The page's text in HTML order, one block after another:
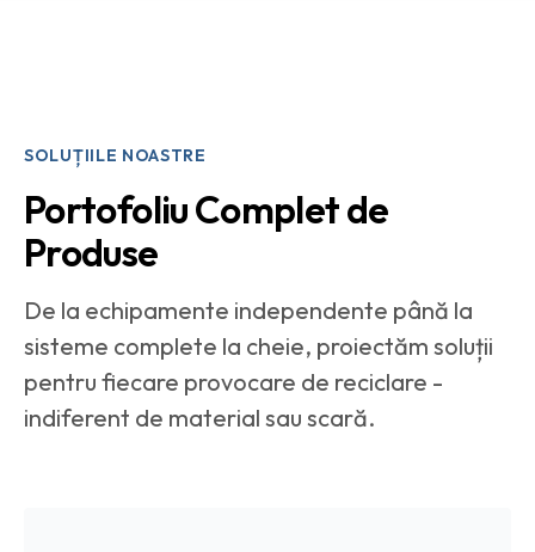
SOLUȚIILE NOASTRE
Portofoliu Complet de
Produse
De la echipamente independente până la
sisteme complete la cheie, proiectăm soluții
pentru fiecare provocare de reciclare -
indiferent de material sau scară.